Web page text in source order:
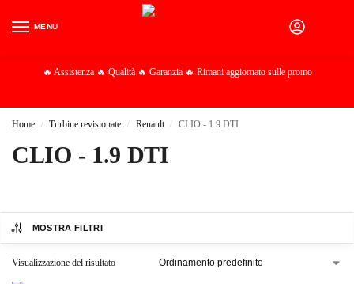
MENU
🔥 Assistenza 🔥 Qualità 🔥 Garanzia 🔥 Rimani aggiornato sulle promo
Home / Turbine revisionate / Renault / CLIO - 1.9 DTI
CLIO - 1.9 DTI
MOSTRA FILTRI
Visualizzazione del risultato